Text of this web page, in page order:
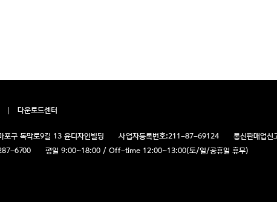
다운로드센터
포구 독막로9길 13 윤디자인빌딩 사업자등록번호:211-87-69124 통신판매업신
6700 평일 9:00~18:00 / Off-time 12:00~13:00(토/일/공휴일 휴무)